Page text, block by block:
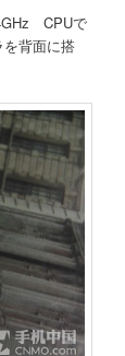
CPUで
を背面に搭